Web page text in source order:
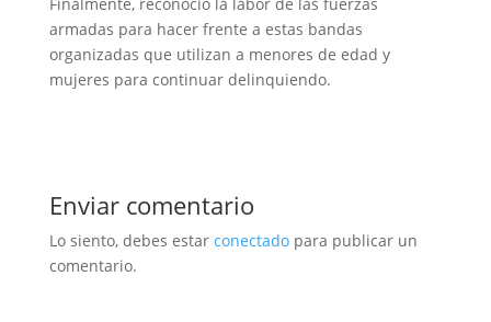
armadas para hacer frente a estas bandas
organizadas que utilizan a menores de edad y
mujeres para continuar delinquiendo.
Enviar comentario
Lo siento, debes estar conectadopara publicar un
comentario.